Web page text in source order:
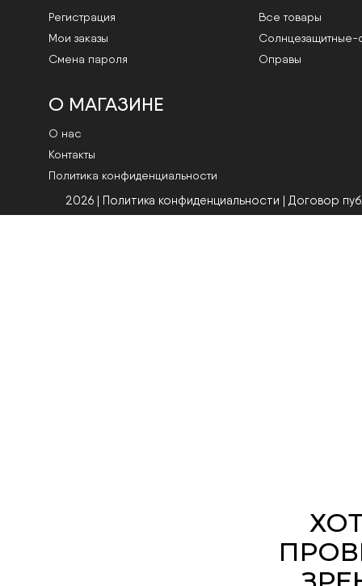
Регистрация
Мои заказы
Смена пароля
Все товары
Cолнцезащитные-
Оправы
О МАГАЗИНЕ
О нас
Контакты
Политика конфиденциальности
2026 | Политика конфиденциальности | Договор